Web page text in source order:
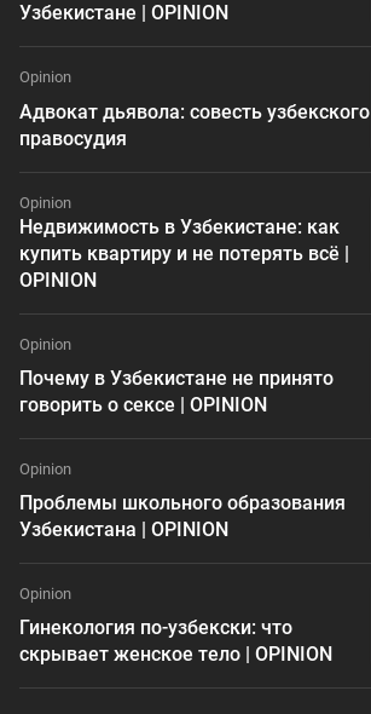
Узбекистане | OPINION
Opinion
Адвокат дьявола: совесть узбекского
правосудия
Opinion
Недвижимость в Узбекистане: как
купить квартиру и не потерять всё |
OPINION
Opinion
Почему в Узбекистане не принято
говорить о сексе | OPINION
Opinion
Проблемы школьного образования
Узбекистана | OPINION
Opinion
Гинекология по-узбекски: что
скрывает женское тело | OPINION